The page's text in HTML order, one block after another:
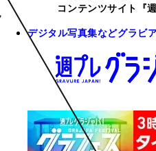
コンテンツサイト『
デジタル写真集などグラビ